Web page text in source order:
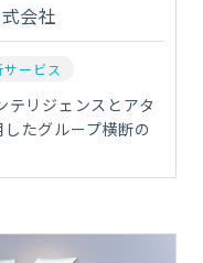
会社
サービス
テリジェンスとアタ
たグループ横断の